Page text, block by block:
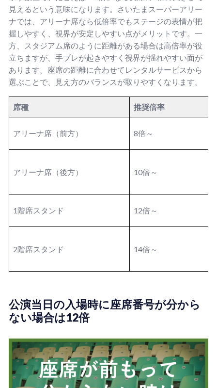
見えるという意味になります。さいたまスーパーアリー
ナでは、アリーナ席なら低倍率でもステージの表情が把
握しやすく、視界が安定しやすい点がメリットです。一
方、スタジアム席のように距離がある場合は高倍率が役
立ちますが、手ブレが起きやすく視界が揺れやすい面が
あります。座席の距離に合わせてレンタルサービスから
選ぶことで、見え方のバランスが取りやすくなります。
席種 推奨倍率
アリーナ席（前方） 8倍～
アリーナ席（後方） 10倍～
1階席スタンド 12倍～
2階席スタンド 14倍～
公演当日の入場時に座席番号が分から
ない場合は12倍